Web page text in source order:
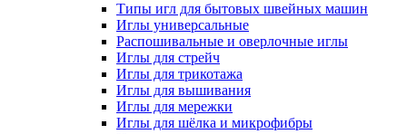
Типы игл для бытовых швейных машин
Иглы универсальные
Распошивальные и оверлочные иглы
Иглы для стрейч
Иглы для трикотажа
Иглы для вышивания
Иглы для мережки
Иглы для шёлка и микрофибры